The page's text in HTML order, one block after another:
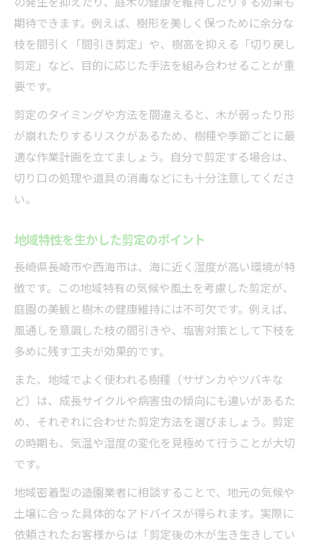
長崎市で快適なガーデンへ導く剪定の極意
快適な庭づくりを支える剪定の極意
剪定で四季折々の快適ガーデンを実現
剪定で実現する安全なガーデンづくり
庭園設計を通じた快適な暮らしの秘訣
庭園設計と剪定で快適空間を実現
剪定と設計が調和した住まいづくり
庭園設計に活かす剪定の具体的ノウハウ
プロが教える剪定と庭維持のポイント
プロの剪定術で庭を美しく保つ方法
剪定とメンテナンスの基本ポイント
剪定で庭木を長く健やかに育てるコツ
プロ推奨の剪定タイミングと注意点
期待できます。例えば、樹形を美しく保つために余分な
枝を間引く「間引き剪定」や、樹高を抑える「切り戻し
剪定」など、目的に応じた手法を組み合わせることが重
要です。
剪定のタイミングや方法を間違えると、木が弱ったり形
が崩れたりするリスクがあるため、樹種や季節ごとに最
適な作業計画を立てましょう。自分で剪定する場合は、
切り口の処理や道具の消毒などにも十分注意してくださ
い。
地域特性を生かした剪定のポイント
長崎県長崎市や西海市は、海に近く湿度が高い環境が特
徴です。この地域特有の気候や風土を考慮した剪定が、
庭園の美観と樹木の健康維持には不可欠です。例えば、
風通しを意識した枝の間引きや、塩害対策として下枝を
多めに残す工夫が効果的です。
また、地域でよく使われる樹種（サザンカやツバキな
ど）は、成長サイクルや病害虫の傾向にも違いがあるた
め、それぞれに合わせた剪定方法を選びましょう。剪定
の時期も、気温や湿度の変化を見極めて行うことが大切
です。
地域密着型の造園業者に相談することで、地元の気候や
土壌に合った具体的なアドバイスが得られます。実際に
依頼されたお客様からは「剪定後の木が生き生きしてい